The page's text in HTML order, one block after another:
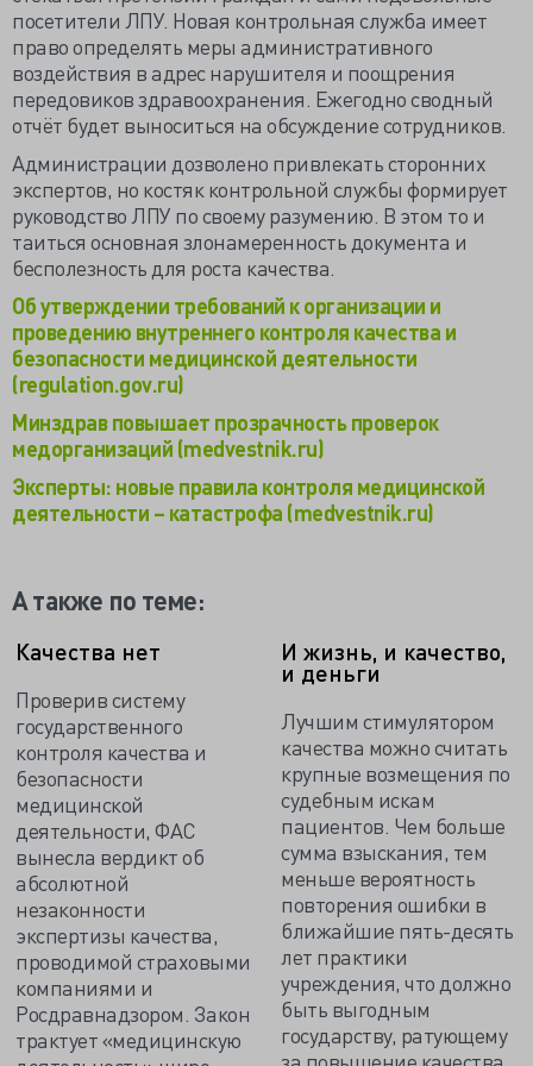
посетители ЛПУ. Новая контрольная служба имеет
право определять меры административного
воздействия в адрес нарушителя и поощрения
передовиков здравоохранения. Ежегодно сводный
отчёт будет выноситься на обсуждение сотрудников.
Администрации дозволено привлекать сторонних
экспертов, но костяк контрольной службы формирует
руководство ЛПУ по своему разумению. В этом то и
таиться основная злонамеренность документа и
бесполезность для роста качества.
Об утверждении требований к организации и
проведению внутреннего контроля качества и
безопасности медицинской деятельности
(regulation.gov.ru)
Минздрав повышает прозрачность проверок
медорганизаций (medvestnik.ru)
Эксперты: новые правила контроля медицинской
деятельности – катастрофа (medvestnik.ru)
А также по теме:
Качества нет
Проверив систему
государственного
контроля качества и
безопасности
медицинской
деятельности, ФАС
вынесла вердикт об
абсолютной
незаконности
экспертизы качества,
проводимой страховыми
компаниями и
Росдравнадзором. Закон
трактует «медицинскую
И жизнь, и качество,
и деньги
Лучшим стимулятором
качества можно считать
крупные возмещения по
судебным искам
пациентов. Чем больше
сумма взыскания, тем
меньше вероятность
повторения ошибки в
ближайшие пять-десять
лет практики
учреждения, что должно
быть выгодным
государству, ратующему